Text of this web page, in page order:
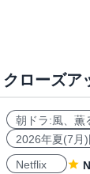
クローズア
朝ドラ:風、薫
2026年夏(7月
Netflix